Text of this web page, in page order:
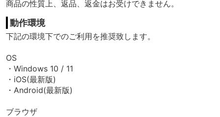
商品の性質上、返品、返金はお受けできません。
動作環境
下記の環境下でのご利用を推奨致します。
OS
・Windows 10 / 11
・iOS(最新版)
・Android(最新版)
ブラウザ